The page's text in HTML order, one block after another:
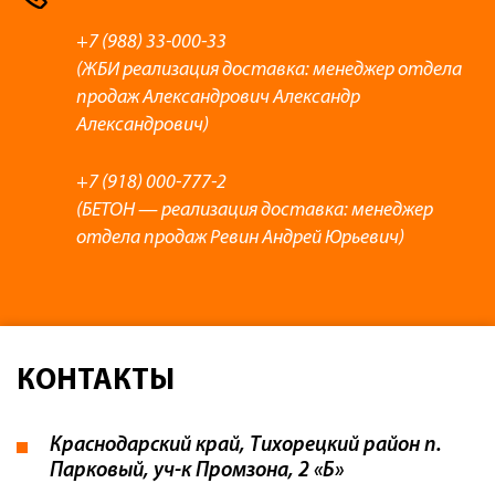
+7 (988) 33-000-33
(ЖБИ реализация доставка: менеджер отдела
продаж Александрович Александр
Александрович)
+7 (918) 000-777-2
(БЕТОН — реализация доставка: менеджер
отдела продаж Ревин Андрей Юрьевич)
КОНТАКТЫ
Краснодарский край, Тихорецкий район п.
Парковый, уч-к Промзона, 2 «Б»